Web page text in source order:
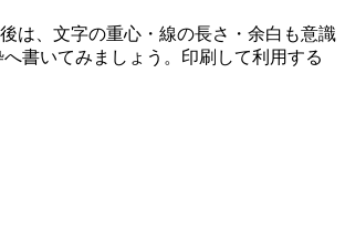
は、文字の重心・線の長さ・余白も意識
へ書いてみましょう。印刷して利用する